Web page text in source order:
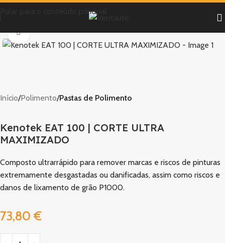
Pular para o conteúdo principal
Clique para ampliar
Início Polimento Pastas de Polimento
Kenotek EAT 100 | CORTE ULTRA
MAXIMIZADO
Composto ultrarrápido para remover marcas e riscos de pinturas
extremamente desgastadas ou danificadas, assim como riscos e
danos de lixamento de grão P1000.
73,80 €